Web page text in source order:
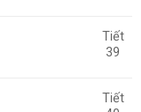
Tiết
39
Tiết